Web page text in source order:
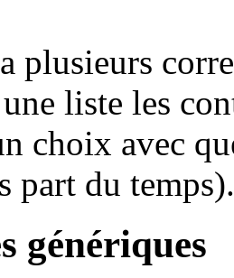
plusieurs
liste les
choix avec
part du temps).
génériques